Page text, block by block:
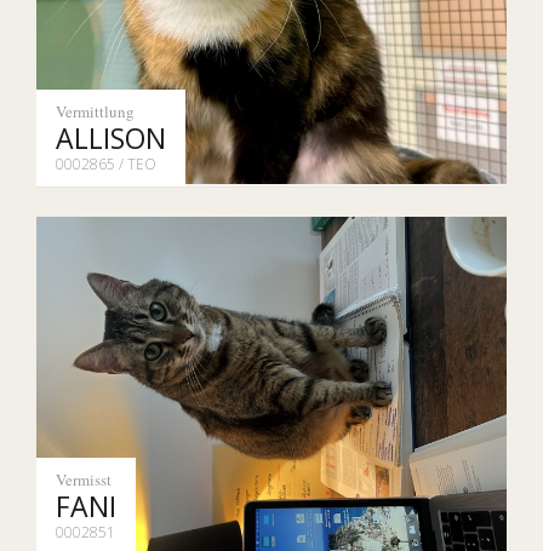
Vermittlung
ALLISON
0002865 / TEO
Vermisst
FANI
0002851